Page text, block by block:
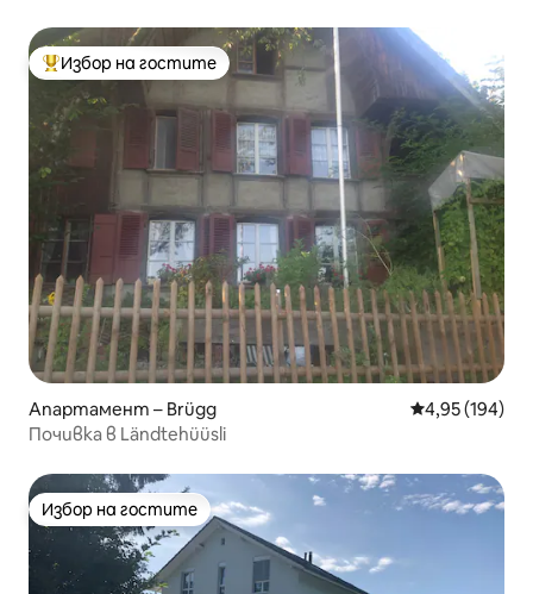
Най-популярен избор на гостите
Избор на гостите
Апартамент – Brügg Средна
4,95 (194)
Почивка в Ländtehüüsli
Избор на гостите
Избор на гостите